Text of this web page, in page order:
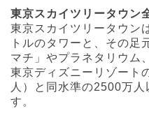
東京スカイツリータウン
東京スカイツリータウン
トルのタワーと、その足
マチ」やプラネタリウム
東京ディズニーリゾート
人）と同水準の2500万
す。